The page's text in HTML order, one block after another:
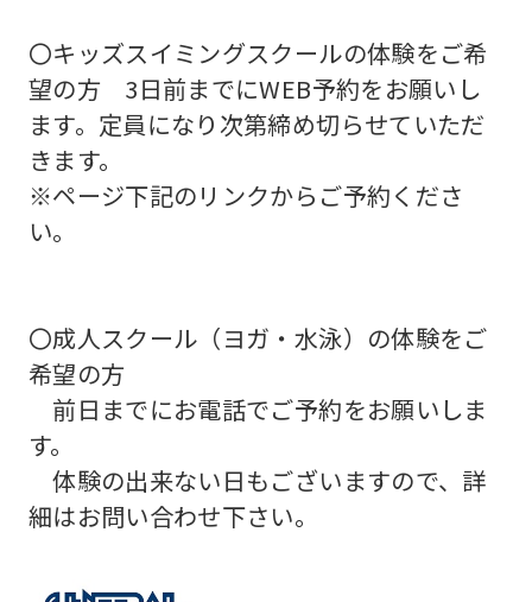
〇キッズスイミングスクールの体験をご希
望の方 3日前までにWEB予約をお願いし
ます。定員になり次第締め切らせていただ
きます。
※ページ下記のリンクからご予約くださ
い。
〇成人スクール（ヨガ・水泳）の体験をご
希望の方
前日までにお電話でご予約をお願いしま
す。
体験の出来ない日もございますので、詳
細はお問い合わせ下さい。
For
foreigners